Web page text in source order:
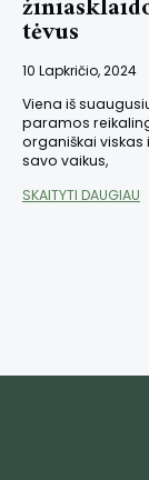
tėvus
10 Lapkričio, 2024
Viena iš
paramos
organiškai viskas
savo vaikus,
SKAITYTI DAUGIAU